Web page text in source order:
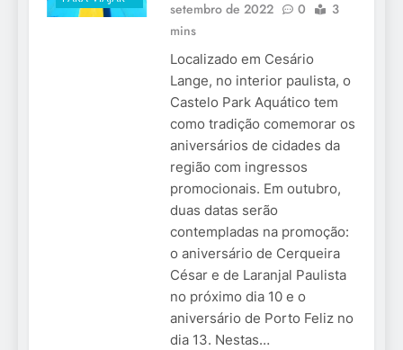
setembro de 2022 0
3
mins
Localizado em Cesário
Lange, no interior paulista, o
Castelo Park Aquático tem
como tradição comemorar os
aniversários de cidades da
região com ingressos
promocionais. Em outubro,
duas datas serão
contempladas na promoção:
o aniversário de Cerqueira
César e de Laranjal Paulista
no próximo dia 10 e o
aniversário de Porto Feliz no
dia 13. Nestas…